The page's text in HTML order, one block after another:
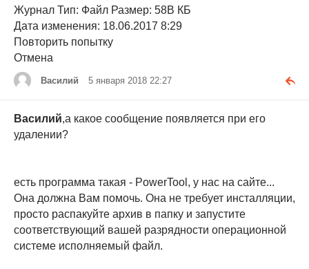
Журнал Тип: Файл Размер: 58В КБ
Дата изменения: 18.06.2017 8:29
Повторить попытку
Отмена
Василий 5 января 2018 22:27
Василий,а какое сообщение появляется при его
удалении?
есть программа такая - PowerTool, у нас на сайте...
Она должна Вам помочь. Она не требует инсталляции,
просто распакуйте архив в папку и запустите
соответствующий вашей разрядности операционной
системе исполняемый файл.